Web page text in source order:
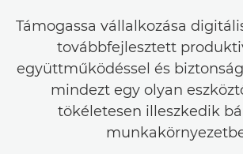
Támogassa vállalkozása
továbbfejlesztett
együttműködéssel és
mindezt egy olyan
tökéletesen illeszkedik